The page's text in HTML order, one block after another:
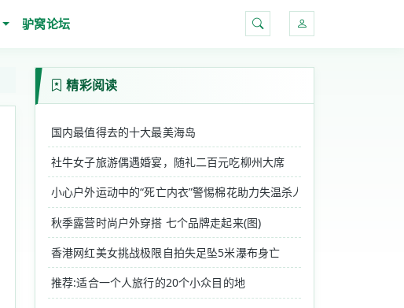
驴窝论坛
搜索
精彩阅读
国内最值得去的十大最美海岛
社牛女子旅游偶遇婚宴，随礼二百元吃柳州大席
小心户外运动中的“死亡内衣”警惕棉花助力失温杀人
秋季露营时尚户外穿搭 七个品牌走起来(图)
香港网红美女挑战极限自拍失足坠5米瀑布身亡
推荐:适合一个人旅行的20个小众目的地